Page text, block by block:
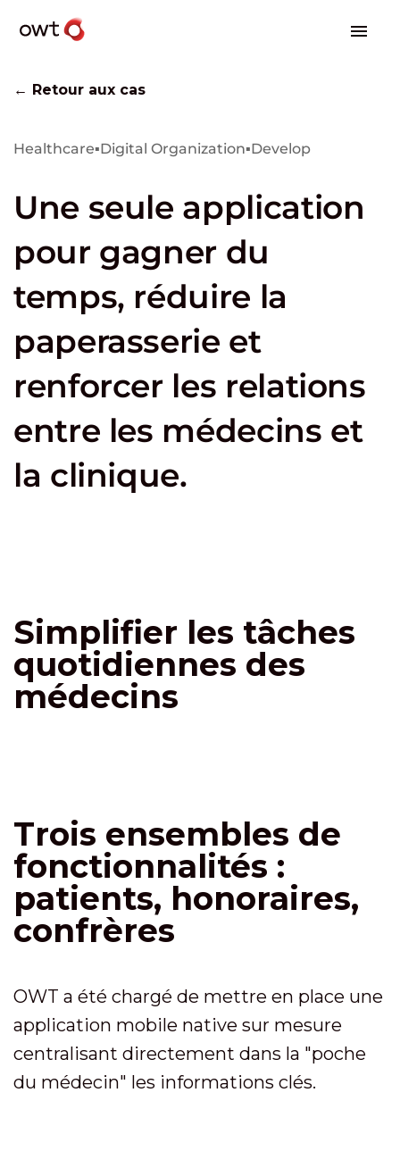
← Retour aux cas
Healthcare▪Digital Organization▪Develop
Une seule application
pour gagner du
temps, réduire la
paperasserie et
renforcer les relations
entre les médecins et
la clinique.
Simplifier les tâches
quotidiennes des
médecins
Trois ensembles de
fonctionnalités :
patients, honoraires,
confrères
OWT a été chargé de mettre en place une
application mobile native sur mesure
centralisant directement dans la "poche
du médecin" les informations clés.